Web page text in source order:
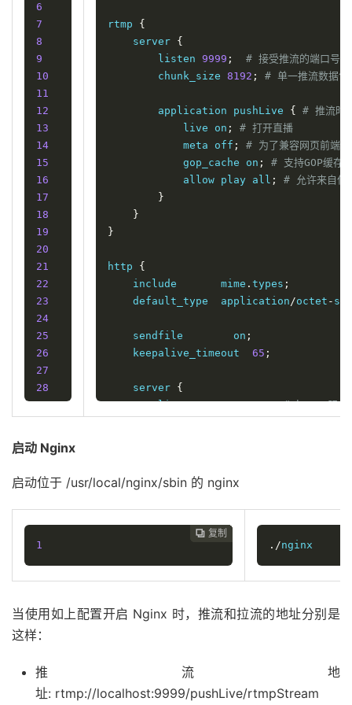
6
7
8
9
10
11
12
13
14
15
16
17
18
19
20
21
22
23
24
25
26
27
28
29
33
34
35
36
37
39
41
rtmp {
    server
{
        listen
9999 ;
# 接受推流的端口号
        chunk_size
8192 ; # 单一推流数据包
        application pushLive
{
# 推流时
            live on
;
# 打开直播
            meta off
;
# 为了兼容网页前
            gop_cache on
;
# 支持GOP缓存
            allow play all
;
# 允许来自
}
}
}
http {
    include       mime
. types ;
    default_type  application
/octet -
    sendfile        on
;
    keepalive_timeout
65 ;
    server
{
        listen
8080;
# http 服务
            flv_live on
chunked_transfer_encoding
            add_header
'Access-
            add_header
'Access-
}
}
启动 Nginx
启动位于 /usr/local/nginx/sbin 的 nginx
 复制
 复制
 复制
 复制
 复制
 复制
1
./nginx
当使用如上配置开启 Nginx 时，推流和拉流的地址分别是
这样：
推流地
址: rtmp://localhost:9999/pushLive/rtmpStream